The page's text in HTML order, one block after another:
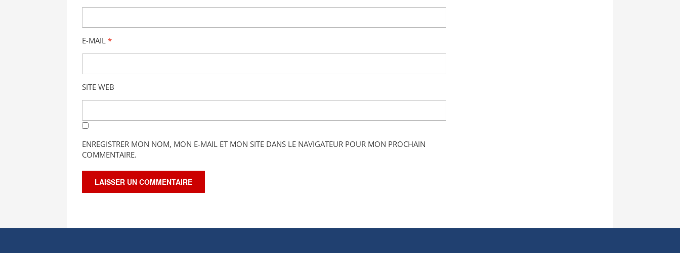
E-MAIL *
SITE WEB
ENREGISTRER MON NOM, MON E-MAIL ET MON SITE DANS LE NAVIGATEUR POUR MON PROCHAIN
COMMENTAIRE.